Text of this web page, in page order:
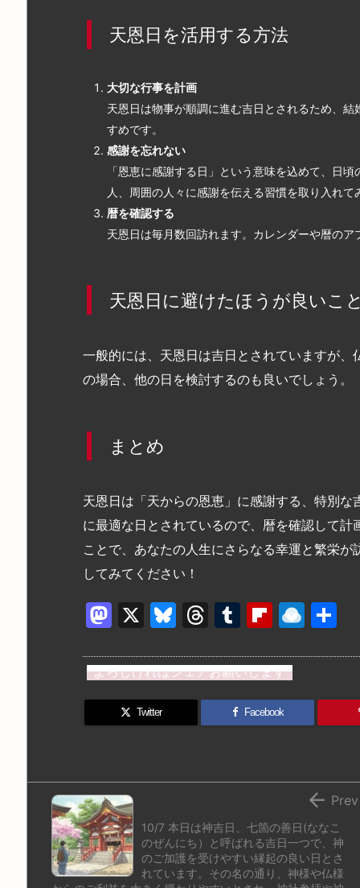
天恩日を活用する方法
大切な行事を計画
天恩日は物事が順調に進む吉日とされるため、
すめです。
感謝を忘れない
「恩恵に感謝する日」という意味を込めて、日
人、周囲の人々に感謝を伝える習慣を取り入れて
暦を確認する
天恩日は毎月数回訪れます。カレンダーや暦のア
天恩日に避けたほうが良いこと
一般的には、天恩日は吉日とされていますが
の場合、他の日を検討するのも良いでしょう。
まとめ
天恩日は「天からの恩恵」に感謝する、特別
に最適な日とされているので、暦を確認して
ことで、あなたの人生にさらなる幸運と繁栄
してみてください！
M
st
o
d
X
Bl
e
s
k
T
e
a
d
T
m
bl
r
Fl
b
o
ar
R
n
dr
o
よろしければシェアお願いします
Twitter Facebook
10/7 本日は神吉日、七箇の善日(ななこ
のぜんにち）と呼ばれる吉日一つで、神
のご加護を受けやすい縁起の良い日とさ
れています。その名の通り、神様や仏様
 Prev